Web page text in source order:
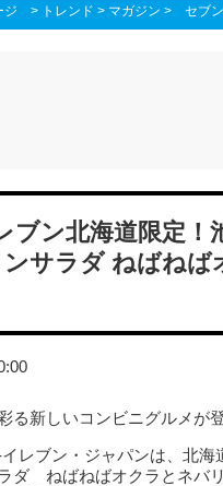
ジ > トレンド > マガジン > セブ
ブン北海道限定
サラダ ねばね
る新しいコンビニグルメが
レブン・ジャパンは、北
ダ ねばねばオクラとネバ